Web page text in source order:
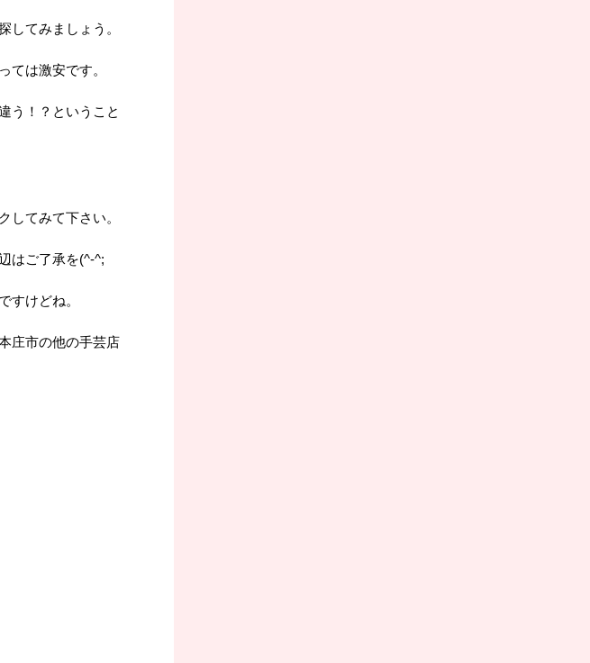
してみましょう。
ては激安です。
う！？ということ
してみて下さい。
はご了承を(^-^;
すけどね。
庄市の他の手芸店